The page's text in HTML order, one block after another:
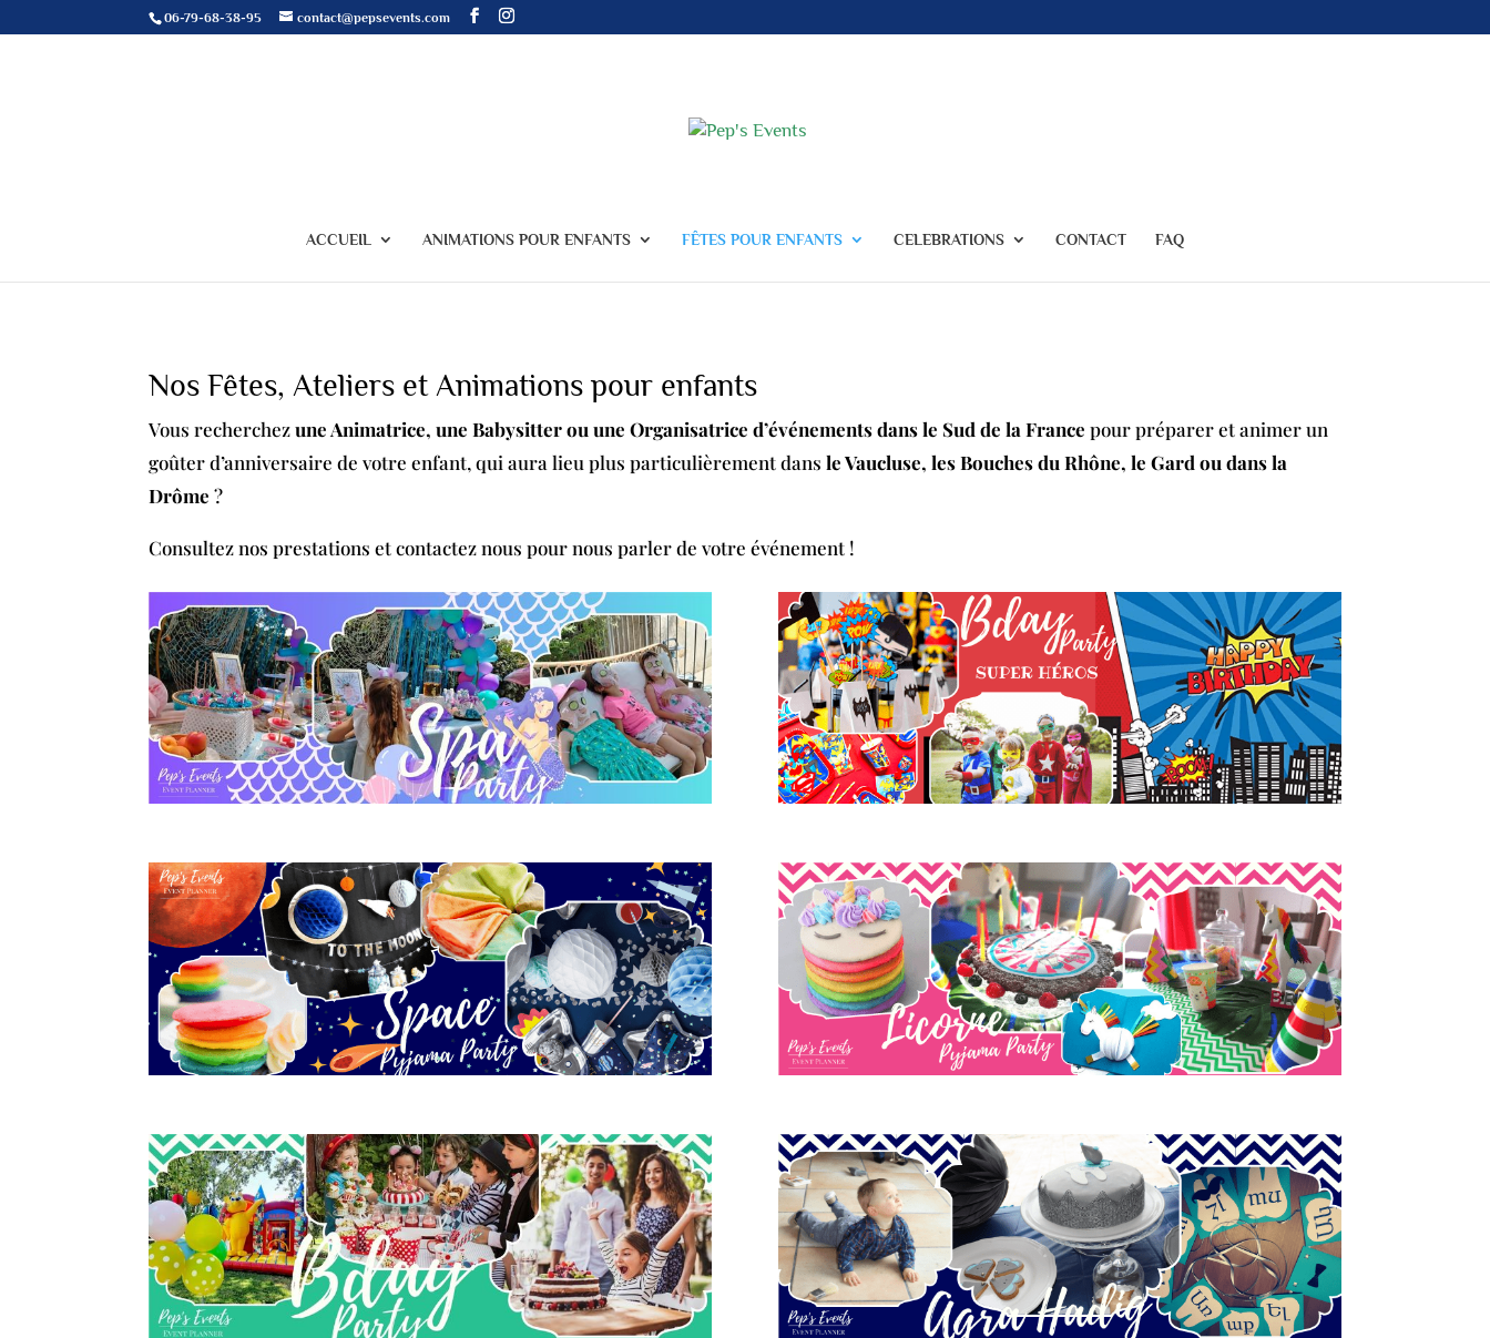
06-79-68-38-95 contact@pepsevents.com
ACCUEIL ANIMATIONS POUR ENFANTS FÊTES POUR ENFANTS CELEBRATIONS CONTACT FAQ
Nos Fêtes, Ateliers et Animations pour enfants
Vous recherchezune Animatrice, une Babysitter ou une Organisatrice d’événements dans le Sud de la Francepour préparer et animer un
goûter d’anniversaire de votre enfant, qui aura lieu plus particulièrement dansle Vaucluse, les Bouches du Rhône, le Gard ou dans la
Drôme ?
Consultez nos prestations et contactez nous pour nous parler de votre événement !